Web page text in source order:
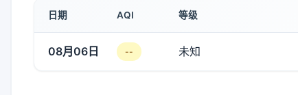
日期 AQI 等级
08月06日 -- 未知